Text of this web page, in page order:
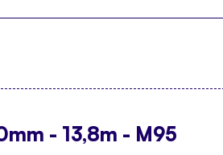
- 13,8m - M95